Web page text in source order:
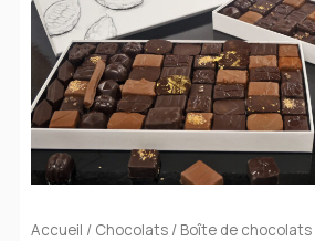
Accueil / Chocolats/ Boîte de chocolats